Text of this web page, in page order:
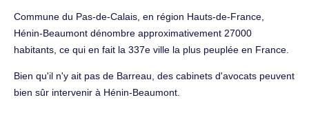
Commune du Pas-de-Calais, en région Hauts-de-France,
Hénin-Beaumont dénombre approximativement 27000
habitants, ce qui en fait la 337e ville la plus peuplée en France.
Bien qu'il n'y ait pas de Barreau, des cabinets d'avocats peuvent
bien sûr intervenir à Hénin-Beaumont.